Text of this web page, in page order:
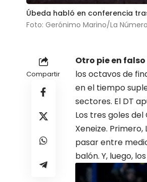
Úbeda habló en conferencia
Foto: Gerónimo Marino/La Número
Compartir
Otro pie en
los octavos de
en el tiempo
sectores. El DT
Los tres goles
Xeneize.
pasar entre
balón. Y, luego,